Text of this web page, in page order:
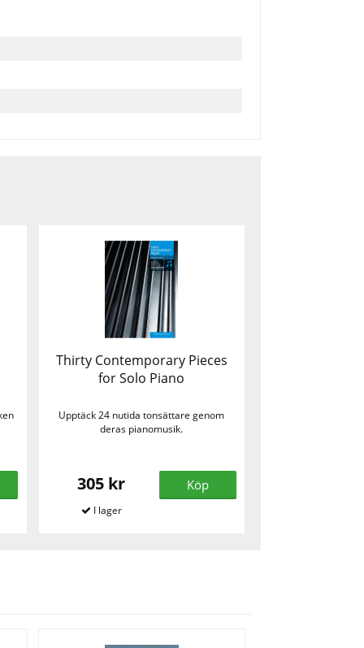
Thirty Contemporary Pieces
for Solo Piano
Upptäck 24 nutida tonsättare genom
deras pianomusik.
305 kr Köp